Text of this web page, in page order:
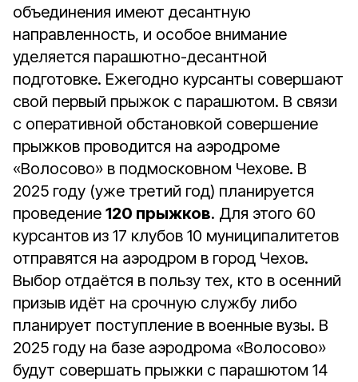
объединения имеют десантную
направленность, и особое внимание
уделяется парашютно-десантной
подготовке. Ежегодно курсанты совершают
свой первый прыжок с парашютом. В связи
с оперативной обстановкой совершение
прыжков проводится на аэродроме
«Волосово» в подмосковном Чехове. В
2025 году (уже третий год) планируется
проведение 120 прыжков. Для этого 60
курсантов из 17 клубов 10 муниципалитетов
отправятся на аэродром в город Чехов.
Выбор отдаётся в пользу тех, кто в осенний
призыв идёт на срочную службу либо
планирует поступление в военные вузы. В
2025 году на базе аэродрома «Волосово»
будут совершать прыжки с парашютом 14